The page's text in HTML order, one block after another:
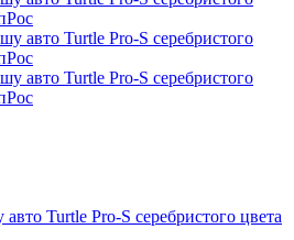
Turtle Pro-S серебристого цвета